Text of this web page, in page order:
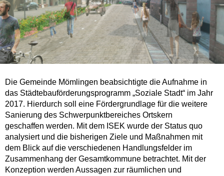
Die Gemeinde Mömlingen beabsichtigte die Aufnahme in
das Städtebauförderungsprogramm „Soziale Stadt“ im Jahr
2017. Hierdurch soll eine Fördergrundlage für die weitere
Sanierung des Schwerpunktbereiches Ortskern
geschaffen werden. Mit dem ISEK wurde der Status quo
analysiert und die bisherigen Ziele und Maßnahmen mit
dem Blick auf die verschiedenen Handlungsfelder im
Zusammenhang der Gesamtkommune betrachtet. Mit der
Konzeption werden Aussagen zur räumlichen und